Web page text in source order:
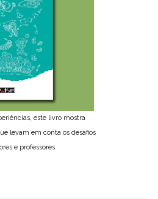
este livro mostra
levam em conta os desafios
e professores.